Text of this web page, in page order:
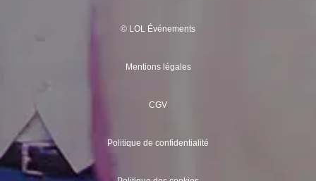
© LOL Événements
Mentions légales
CGV
Politique de confidentialité